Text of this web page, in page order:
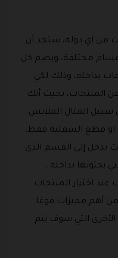
من اي دوله، ستجد أن
مختلفة، ويضم كل
بداخله، وذلك لكي
المنتجات، بحيث أنك
المثال الملابس
او قطع السفلية فقط،
تدخل إلى القسم الذي
يحتويها بداخله ،
اختيار المنتجات
من أهم مميزات فوغا
الأخرى التي سوف يتم